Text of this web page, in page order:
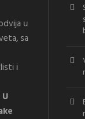
u
sa
i
U